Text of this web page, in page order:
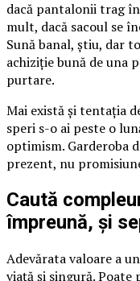
dacă pantalonii trag
mult, dacă sacoul se
Sună banal, știu, dar
achiziție bună de una
purtare.
Mai există și tentația
speri s-o ai peste o
optimism. Garderoba
prezent, nu
Caută
împreună, și
Adevărata valoare a
viață și singură. Poate